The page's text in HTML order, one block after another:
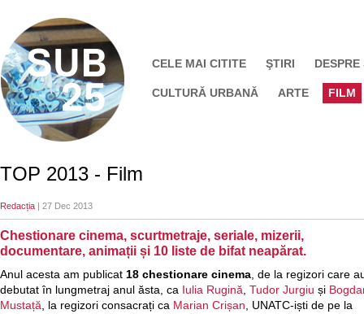
CELE MAI CITITE ŞTIRI DESPRE
CULTURĂ URBANĂ ARTE FILM
TOP 2013 - Film
Redacția | 27 Dec 2013
Chestionare cinema, scurtmetraje, seriale, mizerii,
documentare, animații și 10 liste de bifat neapărat.
Anul acesta am publicat 18 chestionare cinema, de la regizori care
debutat în lungmetraj anul ăsta, ca Iulia Rugină, Tudor Jurgiu și
Mustață, la regizori consacrați ca Marian Crișan, UNATC-iști de pe la